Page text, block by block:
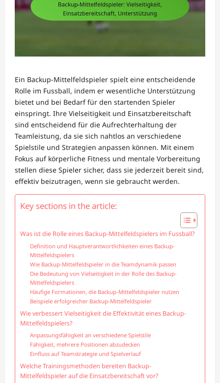
Ein Backup-Mittelfeldspieler spielt eine entscheidende
Rolle im Fussball, indem er wesentliche Unterstützung
bietet und bei Bedarf für den startenden Spieler
einspringt. Ihre Vielseitigkeit und Einsatzbereitschaft
sind entscheidend für die Aufrechterhaltung der
Teamleistung, da sie sich nahtlos an verschiedene
Spielstile und Strategien anpassen können. Mit einem
Fokus auf körperliche Fitness und mentale Vorbereitung
stellen diese Spieler sicher, dass sie jederzeit bereit sind,
effektiv beizutragen, wenn sie gebraucht werden.
Key sections in the article:
Was ist die Rolle eines Backup-Mittelfeldspielers im Fussball?
Definition und Hauptverantwortlichkeiten eines Backup-
Mittelfeldspielers
Wie Backup-Mittelfeldspieler in die Teamdynamik passen
Die Bedeutung von Vielseitigkeit in der Rolle des Backup-
Mittelfeldspielers
Häufige Formationen, die Backup-Mittelfeldspieler nutzen
Beispiele erfolgreicher Backup-Mittelfeldspieler
Wie verbessert Vielseitigkeit die Effektivität eines Backup-
Mittelfeldspielers?
Anpassungsfähigkeit an verschiedene Spielstile
Fähigkeit, mehrere Positionen abzudecken
Einfluss auf Teamstrategie und Spielverlauf
Welche Trainingsmethoden bereiten Backup-
Mittelfeldspieler auf die Einsatzbereitschaft vor?